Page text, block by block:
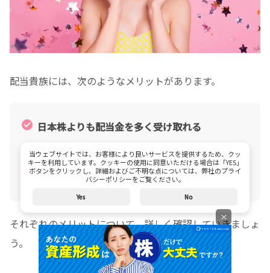
配当貴族には、次のようなメリットがあります。
日本株よりも配当金を多く受け取れる
連続増配銘柄が多い
米国企業は引き続き成長に期待できる
それぞれのメリットについて、詳しく確認していきましょ
う。
当ウェブサイトでは、お客様により良いサービスを提供するため、クッ
キーを利用しています。クッキーの使用に同意いただける場合は「YES」
ボタンをクリックし、詳細およびご不明な点については、弊社のプライ
バシーポリシーをご覧ください。
Yes No
×